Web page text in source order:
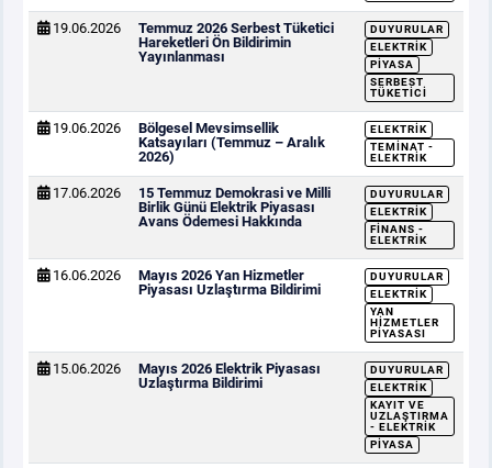
19.06.2026
Temmuz 2026 Serbest Tüketici
Hareketleri Ön Bildirimin
Yayınlanması
DUYURULAR
ELEKTRIK
PIYASA
SERBEST
TÜKETICI
19.06.2026
Bölgesel Mevsimsellik
Katsayıları (Temmuz – Aralık
2026)
ELEKTRIK
TEMINAT -
ELEKTRIK
17.06.2026
15 Temmuz Demokrasi ve Milli
Birlik Günü Elektrik Piyasası
Avans Ödemesi Hakkında
DUYURULAR
ELEKTRIK
FINANS -
ELEKTRIK
16.06.2026
Mayıs 2026 Yan Hizmetler
Piyasası Uzlaştırma Bildirimi
DUYURULAR
ELEKTRIK
YAN
HIZMETLER
PIYASASI
15.06.2026
Mayıs 2026 Elektrik Piyasası
Uzlaştırma Bildirimi
DUYURULAR
ELEKTRIK
KAYIT VE
UZLAŞTIRMA
- ELEKTRIK
PIYASA